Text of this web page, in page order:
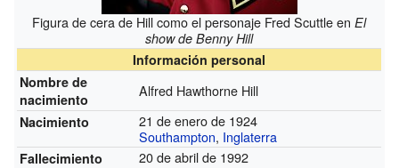
Figura de cera de Hill como el personaje Fred Scuttle enEl
show de Benny Hill
Información personal
Nombre de
nacimiento
Alfred Hawthorne Hill
Nacimiento
21 de enero de 1924
Southampton, Inglaterra
Fallecimiento
20 de abril de 1992